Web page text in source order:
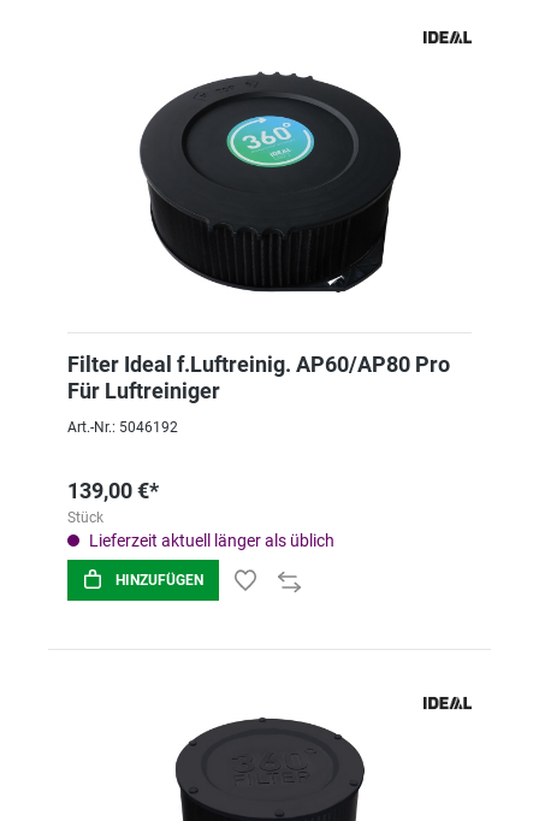
Filter Ideal f.Luftreinig. AP60/AP80 Pro
Für Luftreiniger
Art.-Nr.: 5046192
139,00 €*
Stück
Lieferzeit aktuell länger als üblich
HINZUFÜGEN